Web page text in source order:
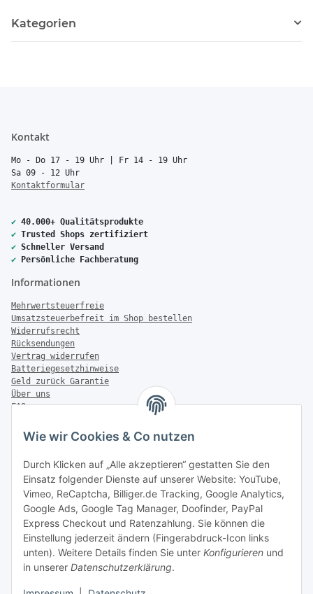
Wie wir Cookies & Co nutzen
Durch Klicken auf „Alle akzeptieren“ gestatten Sie den
Einsatz folgender Dienste auf unserer Website: YouTube,
Vimeo, ReCaptcha, Billiger.de Tracking, Google Analytics,
Google Ads, Google Tag Manager, Doofinder, PayPal
Express Checkout und Ratenzahlung. Sie können die
Einstellung jederzeit ändern (Fingerabdruck-Icon links
unten). Weitere Details finden Sie unter Konfigurieren und
in unserer Datenschutzerklärung.
Kategorien
Kontakt
Mo - Do 17 - 19 Uhr | Fr 14 - 19 Uhr
Sa 09 - 12 Uhr
Kontaktformular
✔ 40.000+ Qualitätsprodukte
✔ Trusted Shops zertifiziert
✔ Schneller Versand
✔ Persönliche Fachberatung
Informationen
Mehrwertsteuerfreie
Umsatzsteuerbefreit im Shop bestellen
Widerrufsrecht
Rücksendungen
Vertrag widerrufen
Batteriegesetzhinweise
Geld zurück Garantie
Über uns
FAQ
Zahlung & Versand
Versandinformationen
Sonstiges